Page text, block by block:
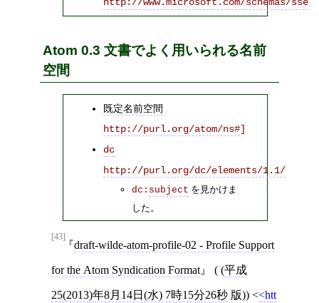
http://www.microsoft.com/schemas/sse
Atom 0.3 文書でよく用いられる名前
空間
既定名前空間
http://purl.org/atom/ns#]
dc
http://purl.org/dc/elements/1.1/
dc: subject を見かけま
した。
[43]
draft-wilde-atom-profile-02 - Profile Support
for the Atom Syndication Format ( (平成
25(2013)年8月14日(水) 7時15分26秒 版)) < htt